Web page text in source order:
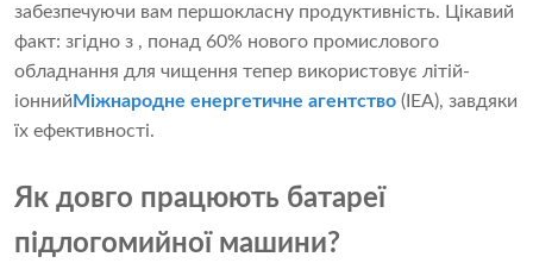
забезпечуючи вам першокласну продуктивність. Цікавий
факт: згідно з , понад 60% нового промислового
обладнання для чищення тепер використовує літій-
іонний Міжнародне енергетичне агентство (IEA), завдяки
їх ефективності.
Як довго працюють батареї
підлогомийної машини?